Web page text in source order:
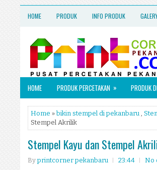
HOME PRODUK INFO PRODUK
HOME PRODUK PERCETAKAN » PRODUK
Home »bikin stempel di pekanbaru ,
Stempel Akrilik
Stempel Kayu dan Stempel
Byprintcorner pekanbaru 23:44 No